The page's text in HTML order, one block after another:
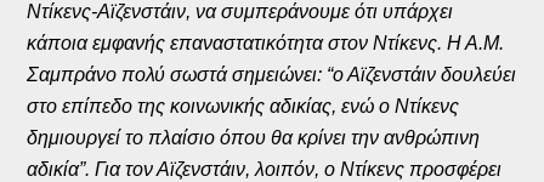
Ντίκενς-Αϊζενστάιν, να συμπεράνουμε ότι υπάρχει
κάποια εμφανής επαναστατικότητα στον Ντίκενς. Η Α.Μ.
Σαμπράνο πολύ σωστά σημειώνει: “ο Αϊζενστάιν δουλεύει
στο επίπεδο της κοινωνικής αδικίας, ενώ ο Ντίκενς
δημιουργεί το πλαίσιο όπου θα κρίνει την ανθρώπινη
αδικία”. Για τον Αϊζενστάιν, λοιπόν, ο Ντίκενς προσφέρει